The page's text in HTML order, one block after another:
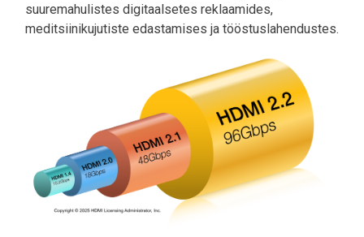
suuremahulistes digitaalsetes reklaamides,
meditsiinikujutiste edastamises ja tööstuslahendustes.